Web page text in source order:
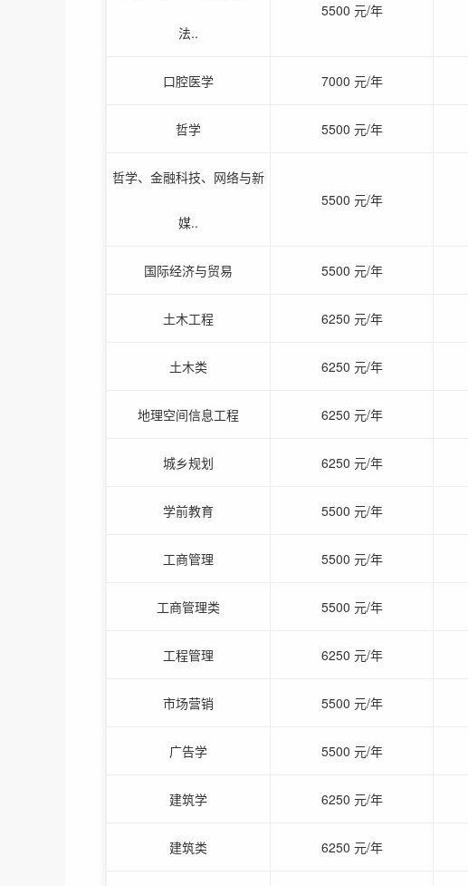
法..
5500 元/年
口腔医学 7000 元/年
哲学 5500 元/年
哲学、金融科技、网络与新
媒..
5500 元/年
国际经济与贸易 5500 元/年
土木工程 6250 元/年
土木类 6250 元/年
地理空间信息工程 6250 元/年
城乡规划 6250 元/年
学前教育 5500 元/年
工商管理 5500 元/年
工商管理类 5500 元/年
工程管理 6250 元/年
市场营销 5500 元/年
广告学 5500 元/年
建筑学 6250 元/年
建筑类 6250 元/年